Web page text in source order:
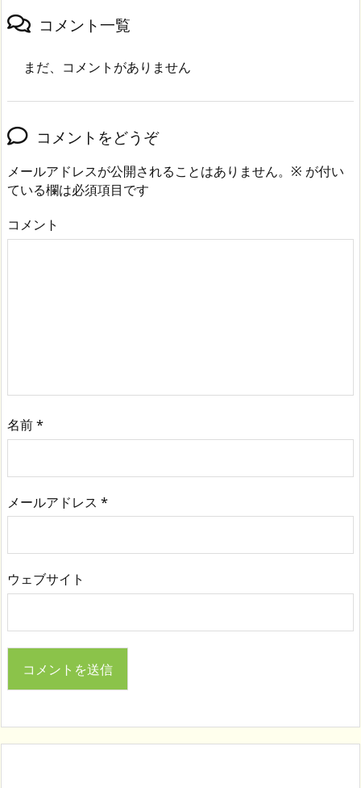
コメント一覧
まだ、コメントがありません
コメントをどうぞ
メールアドレスが公開されることはありません。 ※ が付い
ている欄は必須項目です
コメント
名前*
メールアドレス *
ウェブサイト